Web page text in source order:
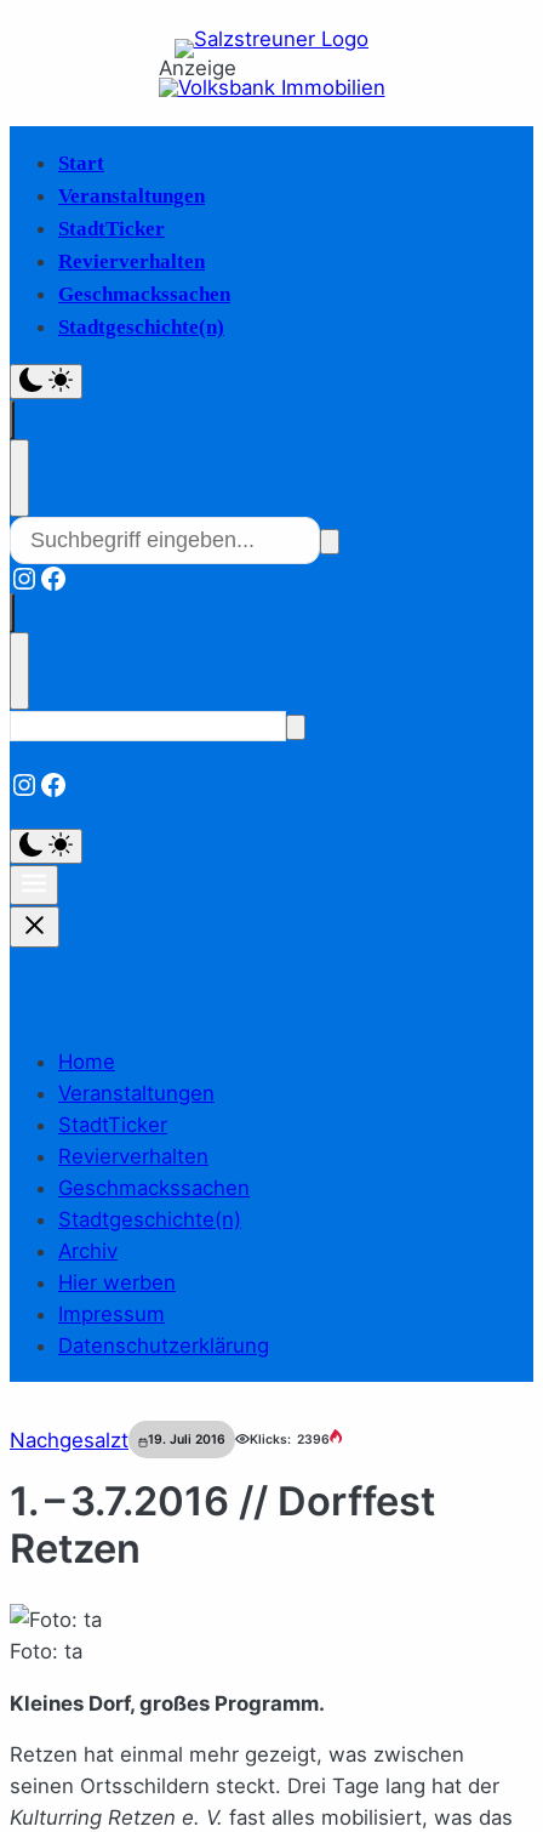
Anzeige
Start
Veranstaltungen
StadtTicker
Revierverhalten
Geschmackssachen
Stadtgeschichte(n)
Instagram
Facebook
Instagram
Facebook
Home
Veranstaltungen
StadtTicker
Revierverhalten
Geschmackssachen
Stadtgeschichte(n)
Archiv
Hier werben
Impressum
Datenschutzerklärung
Nachgesalzt 19. Juli 2016 Klicks: 2396
1. – 3.7.2016 // Dorffest
Retzen
Foto: ta
Kleines Dorf, großes Programm.
Retzen hat einmal mehr gezeigt, was zwischen
seinen Ortsschildern steckt. Drei Tage lang hat der
Kulturring Retzen e. V. fast alles mobilisiert, was das